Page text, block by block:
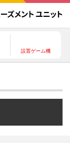
設置ゲーム機